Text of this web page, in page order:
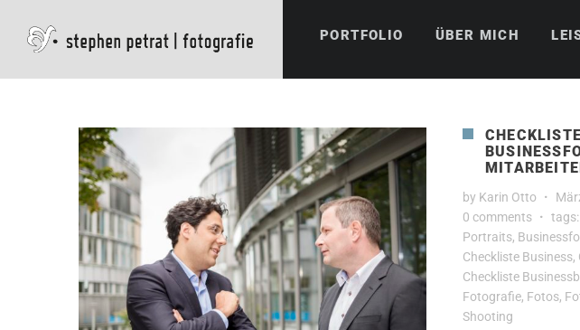
PORTFOLIO ÜBER MICH
by Karin Otto
0 comments
tags:
Portraits,
Checkliste Business,
Checkliste
Fotografie, Fotos,
Shooting